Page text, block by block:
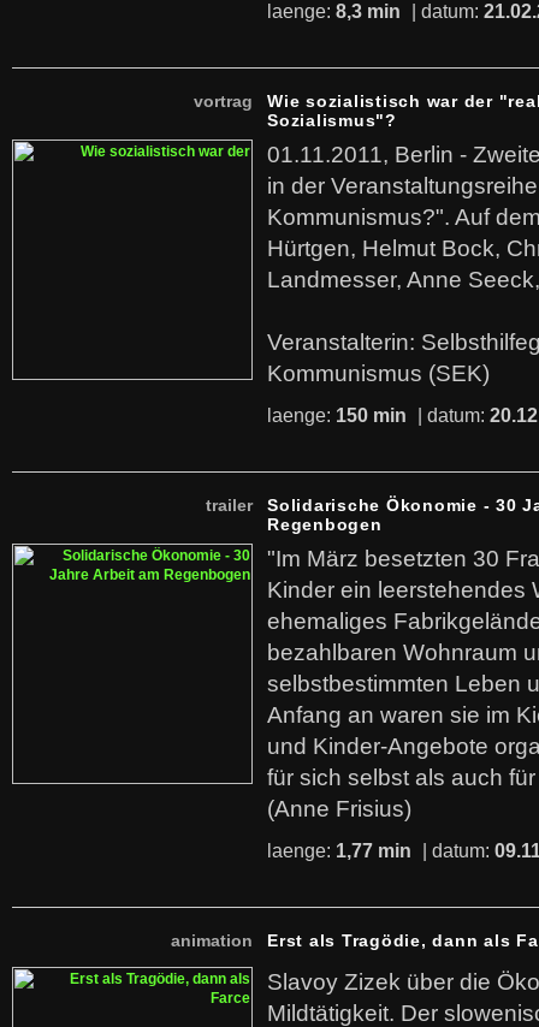
laenge: 8,3 min | datum:
vortrag
Wie sozialistisch war der
Sozialismus"?
01.11.2011, Berlin -
in der
Kommunismus?". Auf
Hürtgen, Helmut Bock,
Landmesser, Anne
Veranstalterin:
Kommunismus (SEK)
laenge: 150 min | datum:
trailer
Solidarische Ökonomie - 30
Regenbogen
"Im März besetzten 30
Kinder ein leerstehendes
ehemaliges
bezahlbaren Wohnraum
selbstbestimmten Leben
Anfang an waren sie im
und Kinder-Angebote
für sich selbst als auch
(Anne Frisius)
laenge: 1,77 min | datum:
animation Erst als Tragödie, dann als
Slavoy Zizek über die
Mildtätigkeit. Der